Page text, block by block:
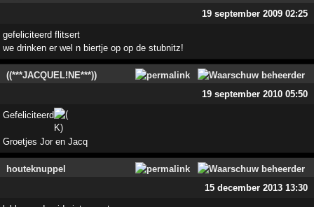
19 september 2009 02:25
gefeliciteerd flitsert
we drinken er wel n biertje op op de stubnitz!
((***JACQUEL!NE***))
19 september 2010 05:50
Gefeliciteerd
Groetjes Jor en Jacq
houteknuppel
15 december 2013 13:30